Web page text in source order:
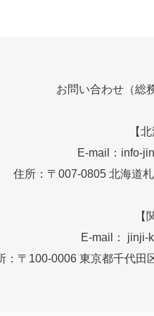
お問い合わせ（総
【
E-mail：info-
住所：〒007-0805 北海道
【
E-mail： jinji-
：〒100-0006 東京都千代田